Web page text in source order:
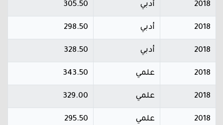
2018 أدبي 305.50
2018 أدبي 298.50
2018 أدبي 328.50
2018 علمي 343.50
2018 علمي 329.00
2018 علمي 295.50